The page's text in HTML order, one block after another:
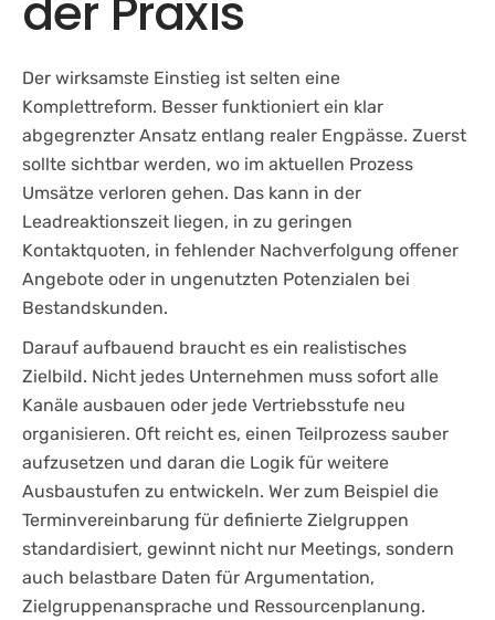
der Praxis
Der wirksamste Einstieg ist selten eine
Komplettreform. Besser funktioniert ein klar
abgegrenzter Ansatz entlang realer Engpässe. Zuerst
sollte sichtbar werden, wo im aktuellen Prozess
Umsätze verloren gehen. Das kann in der
Leadreaktionszeit liegen, in zu geringen
Kontaktquoten, in fehlender Nachverfolgung offener
Angebote oder in ungenutzten Potenzialen bei
Bestandskunden.
Darauf aufbauend braucht es ein realistisches
Zielbild. Nicht jedes Unternehmen muss sofort alle
Kanäle ausbauen oder jede Vertriebsstufe neu
organisieren. Oft reicht es, einen Teilprozess sauber
aufzusetzen und daran die Logik für weitere
Ausbaustufen zu entwickeln. Wer zum Beispiel die
Terminvereinbarung für definierte Zielgruppen
standardisiert, gewinnt nicht nur Meetings, sondern
auch belastbare Daten für Argumentation,
Zielgruppenansprache und Ressourcenplanung.